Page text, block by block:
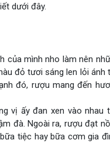
dưới đây.
của mình nho làm nên
đỏ tươi sáng len lỏi ánh
đó, rượu mang đến
vị ấy đan xen vào nhau
đà. Ngoài ra, rượu đạt
tiệc hay bữa cơm gia